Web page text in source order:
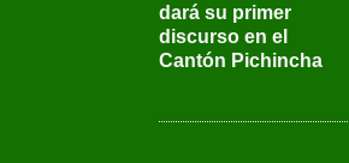
dará su primer
discurso en el
Cantón Pichincha